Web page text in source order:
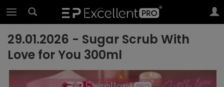
29.01.2026 - Sugar Scrub With
Love for You 300ml